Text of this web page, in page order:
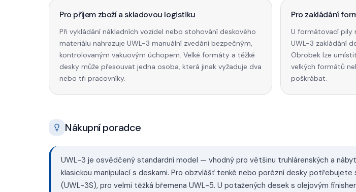
Pro příjem zboží a skladovou logistiku
Při vykládání nákladních vozidel nebo stohování deskového
materiálu nahrazuje UWL-3 manuální zvedání bezpečným,
kontrolovaným vakuovým úchopem. Velké formáty a těžké
desky může přesouvat jedna osoba, která jinak vyžaduje dva
nebo tři pracovníky.
Pro zakládání
U formátovací pily
UWL-3 zakládání
Obrobek lze
velkých formátů
poškrábat.
Nákupní poradce
UWL-3 je osvědčený standardní model — vhodný pro většinu truhlárenských a
klasickou manipulací s deskami. Pro obzvlášť tenké nebo porézní desky potřebujete
(UWL-3S), pro velmi těžká břemena UWL-5. U potažených desek s olejovým